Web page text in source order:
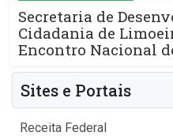
Secretaria de
Cidadania de
Encontro Nacional
Sites e Portais
Receita Federal